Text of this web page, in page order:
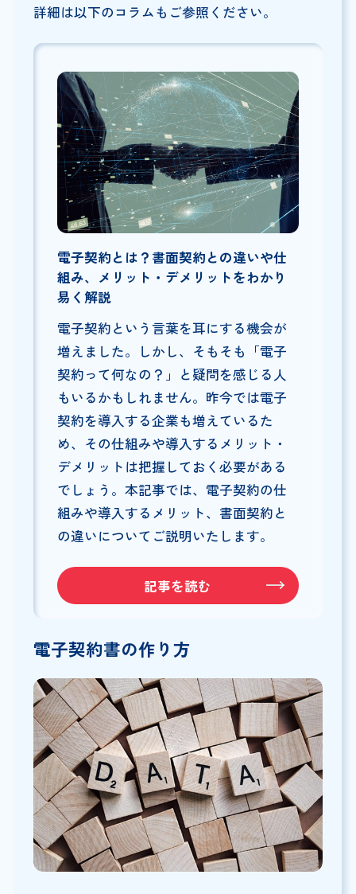
詳細は以下のコラムもご参照ください。
記事を読む
電子契約とは？書面契約との違いや仕
組み、メリット・デメリットをわかり
易く解説
電子契約という言葉を耳にする機会が
増えました。しかし、そもそも「電子
契約って何なの？」と疑問を感じる人
もいるかもしれません。昨今では電子
契約を導入する企業も増えているた
め、その仕組みや導入するメリット・
デメリットは把握しておく必要がある
でしょう。本記事では、電子契約の仕
組みや導入するメリット、書面契約と
の違いについてご説明いたします。
電子契約書の作り方